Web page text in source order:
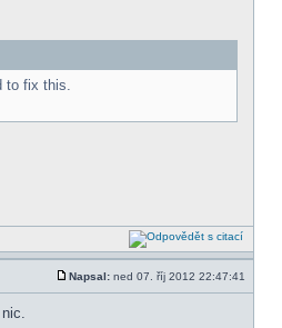
to fix this.
Napsal: ned 07. říj 2012 22:47:41